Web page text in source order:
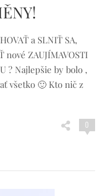
a SLNIŤ SA,
nové ZAUJÍMAVOSTI
? Najlepšie by bolo ,
všetko 🙂 Kto nič z
0